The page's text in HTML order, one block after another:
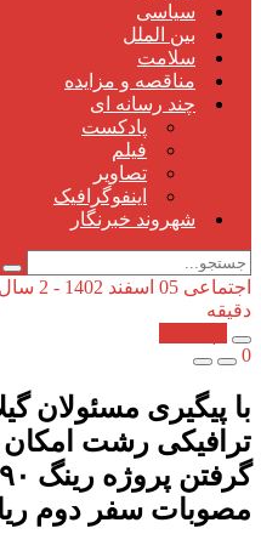
سیاسی
بین الملل
سلامت
مناقصه و مزایده
چند رسانه ای
پادکست
فیلم
تصاویر
اینفوگرافیک
شهروند خبرنگار
اجتماعی 05 اسفند 1402 - 2 سال پیش
دقیقه
0
با پیگیری مسئولان
ترافیکی رشت امکان
مصوبات سفر دوم